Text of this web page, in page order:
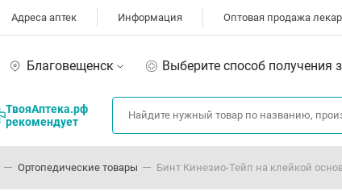
Адреса аптек Информация Оптовая продажа
Благовещенск Выберите способ получения
ТвояАптека.рф
рекомендует
Ортопедические товары Бинт Кинезио-Тейп на клейкой